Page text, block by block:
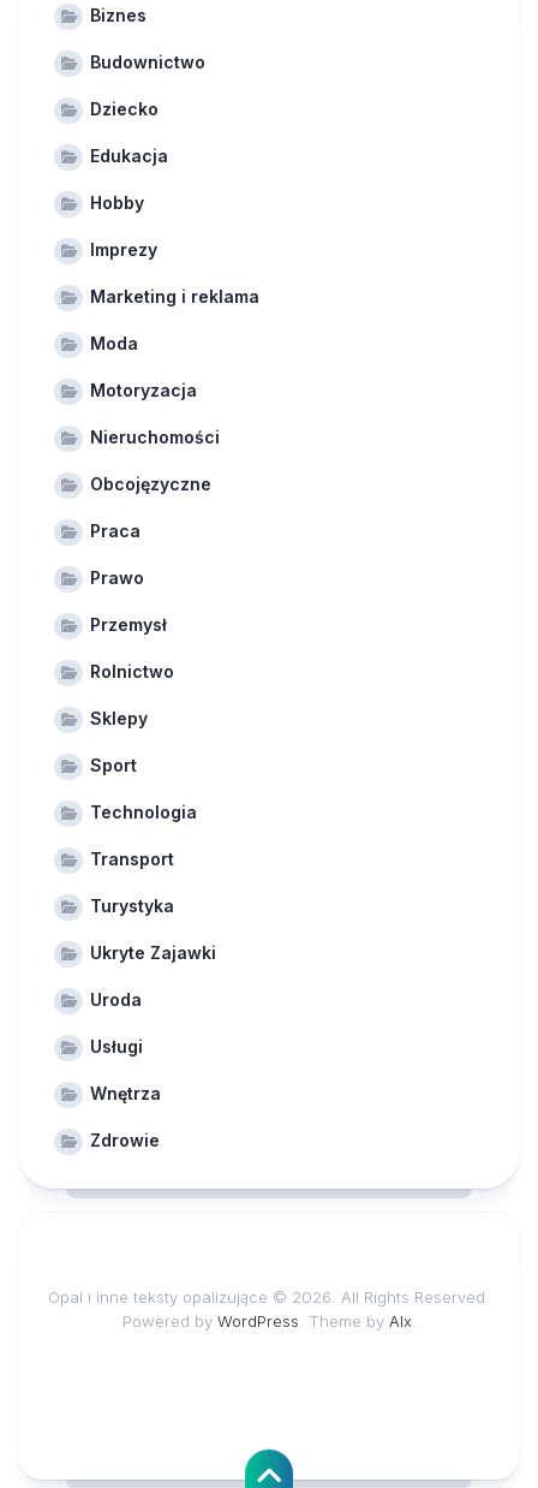
Biznes
Budownictwo
Dziecko
Edukacja
Hobby
Imprezy
Marketing i reklama
Moda
Motoryzacja
Nieruchomości
Obcojęzyczne
Praca
Prawo
Przemysł
Rolnictwo
Sklepy
Sport
Technologia
Transport
Turystyka
Ukryte Zajawki
Uroda
Usługi
Wnętrza
Zdrowie
Opal i inne teksty opalizujące © 2026. All Rights Reserved.
Powered by WordPress . Theme by Alx